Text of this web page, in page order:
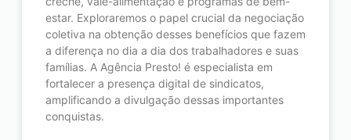
estar. Exploraremos o papel crucial da negociação
coletiva na obtenção desses benefícios que fazem
a diferença no dia a dia dos trabalhadores e suas
famílias. A Agência Presto! é especialista em
fortalecer a presença digital de sindicatos,
amplificando a divulgação dessas importantes
conquistas.